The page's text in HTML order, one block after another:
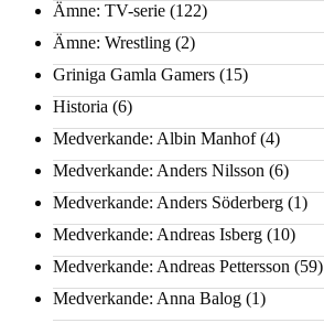
Ämne: TV-serie (122)
Ämne: Wrestling (2)
Griniga Gamla Gamers (15)
Historia (6)
Medverkande: Albin Manhof(4)
Medverkande: Anders Nilsson (6)
Medverkande: Anders Söderberg (1)
Medverkande: Andreas Isberg (10)
Medverkande: Andreas Pettersson (59)
Medverkande: Anna Balog (1)